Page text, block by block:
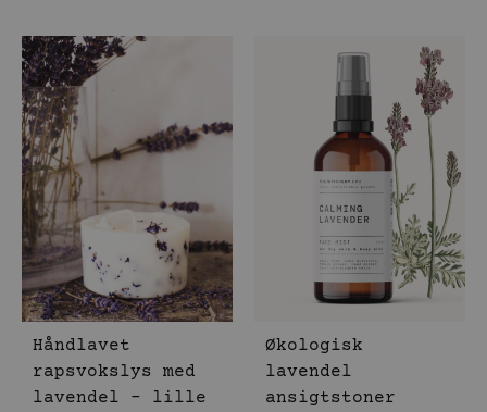
Håndlavet
rapsvokslys med
lavendel – lille
Økologisk
lavendel
ansigtstoner